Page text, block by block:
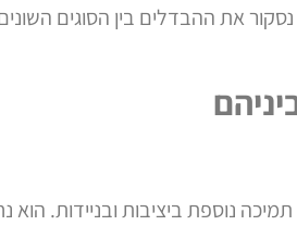
את ההבדלים בין הסוגים
נוספת ביציבות ובניידות.